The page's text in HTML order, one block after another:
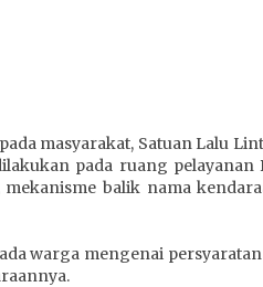
masyarakat, Satuan Lalu
pada ruang pelayanan
balik nama
warga mengenai